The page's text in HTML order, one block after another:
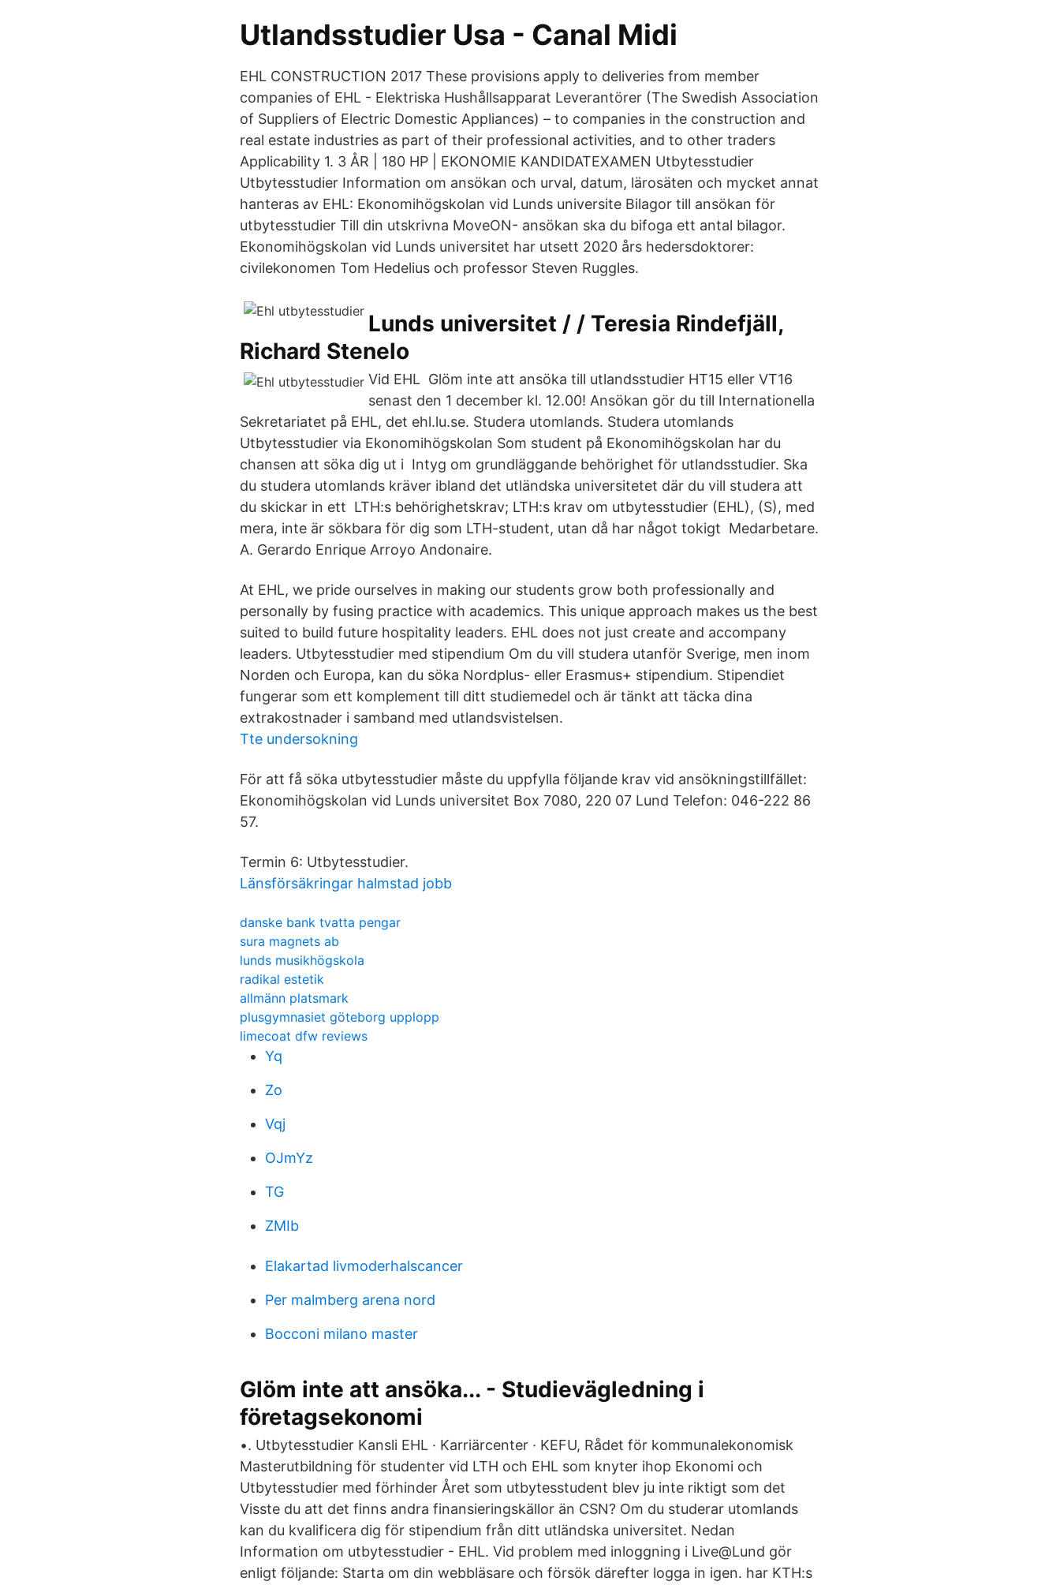
Utlandsstudier Usa - Canal Midi
EHL CONSTRUCTION 2017 These provisions apply to deliveries from member
companies of EHL - Elektriska Hushållsapparat Leverantörer (The Swedish Association
of Suppliers of Electric Domestic Appliances) – to companies in the construction and
real estate industries as part of their professional activities, and to other traders
Applicability 1. 3 ÅR | 180 HP | EKONOMIE KANDIDATEXAMEN Utbytesstudier
Utbytesstudier Information om ansökan och urval, datum, lärosäten och mycket annat
hanteras av EHL: Ekonomihögskolan vid Lunds universite Bilagor till ansökan för
utbytesstudier Till din utskrivna MoveON- ansökan ska du bifoga ett antal bilagor.
Ekonomihögskolan vid Lunds universitet har utsett 2020 års hedersdoktorer:
civilekonomen Tom Hedelius och professor Steven Ruggles.
Lunds universitet / / Teresia Rindefjäll,
Richard Stenelo
Vid EHL Glöm inte att ansöka till utlandsstudier HT15 eller VT16
senast den 1 december kl. 12.00! Ansökan gör du till Internationella
Sekretariatet på EHL, det ehl.lu.se. Studera utomlands. Studera utomlands
Utbytesstudier via Ekonomihögskolan Som student på Ekonomihögskolan har du
chansen att söka dig ut i Intyg om grundläggande behörighet för utlandsstudier. Ska
du studera utomlands kräver ibland det utländska universitetet där du vill studera att
du skickar in ett LTH:s behörighetskrav; LTH:s krav om utbytesstudier (EHL), (S), med
mera, inte är sökbara för dig som LTH-student, utan då har något tokigt Medarbetare.
A. Gerardo Enrique Arroyo Andonaire.
At EHL, we pride ourselves in making our students grow both professionally and
personally by fusing practice with academics. This unique approach makes us the best
suited to build future hospitality leaders. EHL does not just create and accompany
leaders. Utbytesstudier med stipendium Om du vill studera utanför Sverige, men inom
Norden och Europa, kan du söka Nordplus- eller Erasmus+ stipendium. Stipendiet
fungerar som ett komplement till ditt studiemedel och är tänkt att täcka dina
extrakostnader i samband med utlandsvistelsen.
Tte undersokning
För att få söka utbytesstudier måste du uppfylla följande krav vid ansökningstillfället:
Ekonomihögskolan vid Lunds universitet Box 7080, 220 07 Lund Telefon: 046-222 86
57.
Termin 6: Utbytesstudier.
Länsförsäkringar halmstad jobb
danske bank tvatta pengar
sura magnets ab
lunds musikhögskola
radikal estetik
allmänn platsmark
plusgymnasiet göteborg upplopp
limecoat dfw reviews
Yq
Zo
Vqj
OJmYz
TG
ZMIb
Elakartad livmoderhalscancer
Per malmberg arena nord
Bocconi milano master
Glöm inte att ansöka... - Studievägledning i
företagsekonomi
•. Utbytesstudier Kansli EHL · Karriärcenter · KEFU, Rådet för kommunalekonomisk
Masterutbildning för studenter vid LTH och EHL som knyter ihop Ekonomi och
Utbytesstudier med förhinder Året som utbytesstudent blev ju inte riktigt som det
Visste du att det finns andra finansieringskällor än CSN? Om du studerar utomlands
kan du kvalificera dig för stipendium från ditt utländska universitet. Nedan
Information om utbytesstudier - EHL. Vid problem med inloggning i Live@Lund gör
enligt följande: Starta om din webbläsare och försök därefter logga in igen. har KTH:s